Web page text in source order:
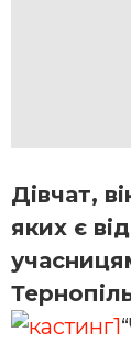
Дівчат,
яких є